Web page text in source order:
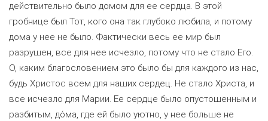
действительно было домом для ее сердца. В этой
гробнице был Тот, кого она так глубоко любила, и потому
дома у нее не было. Фактически весь ее мир был
разрушен, все для нее исчезло, потому что не стало Его.
О, каким благословением это было бы для каждого из нас,
будь Христос всем для наших сердец. Не стало Христа, и
все исчезло для Марии. Ее сердце было опустошенным и
разбитым, дόма, где ей было уютно, у нее больше не